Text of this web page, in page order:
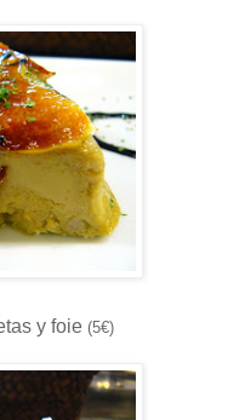
y foie (5€)